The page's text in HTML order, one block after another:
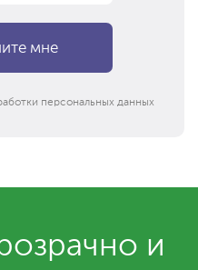
персональных данных
и